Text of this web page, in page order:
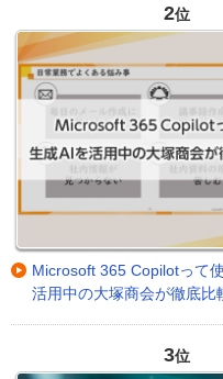
2位
Microsoft 365 Copilotって
活用中の大塚商会が徹底比
3位